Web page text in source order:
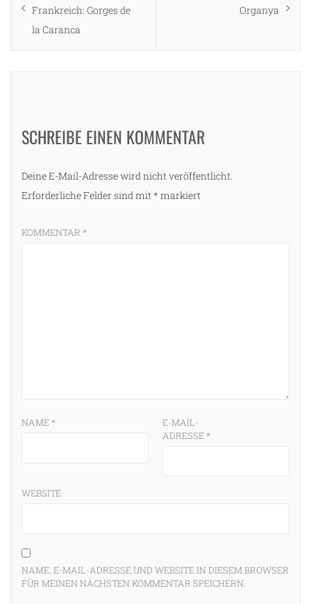
post:
Frankreich: Gorges de
la Caranca
post:
Organya
SCHREIBE EINEN KOMMENTAR
Deine E-Mail-Adresse wird nicht veröffentlicht.
Erforderliche Felder sind mit * markiert
KOMMENTAR *
NAME*
E-MAIL-
ADRESSE*
WEBSITE
NAME, E-MAIL-ADRESSE UND WEBSITE IN DIESEM BROWSER
FÜR MEINEN NÄCHSTEN KOMMENTAR SPEICHERN.